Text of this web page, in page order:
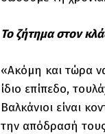
Το ζήτημα στον
«Ακόμη και τώρα
ίδιο επίπεδο,
Βαλκάνιοι είναι
την απόδρασή